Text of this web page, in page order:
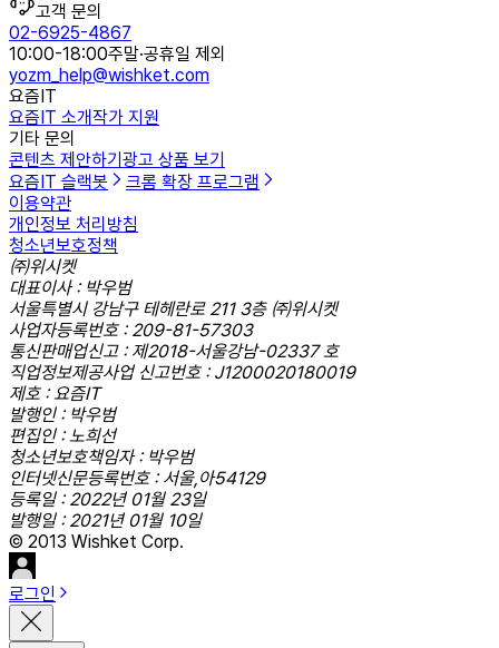
고객 문의
02-6925-4867
10:00-18:00주말·공휴일 제외
yozm_help@wishket.com
요즘IT
요즘IT 소개작가 지원
기타 문의
콘텐츠 제안하기 광고 상품 보기
요즘IT 슬랙봇
크롬 확장 프로그램
이용약관
개인정보 처리방침
청소년보호정책
㈜위시켓
대표이사 : 박우범
서울특별시 강남구 테헤란로 211 3층 ㈜위시켓
사업자등록번호 : 209-81-57303
통신판매업신고 : 제2018-서울강남-02337 호
직업정보제공사업 신고번호 : J1200020180019
제호 : 요즘IT
발행인 : 박우범
편집인 : 노희선
청소년보호책임자 : 박우범
인터넷신문등록번호 : 서울,아54129
등록일 : 2022년 01월 23일
발행일 : 2021년 01월 10일
© 2013 Wishket Corp.
로그인